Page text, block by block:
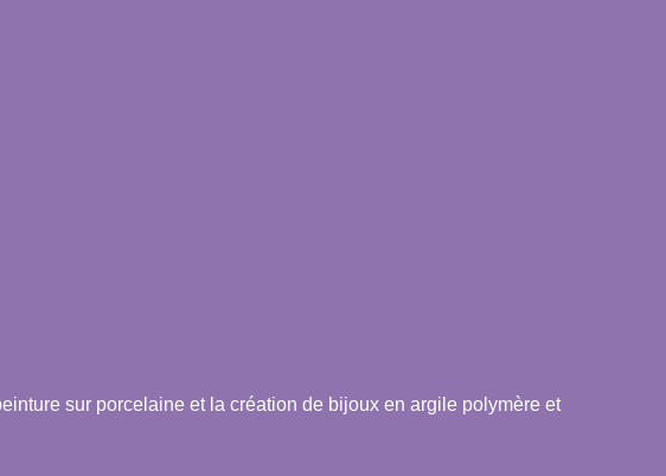
sur porcelaine et la création de bijoux en argile polymère et